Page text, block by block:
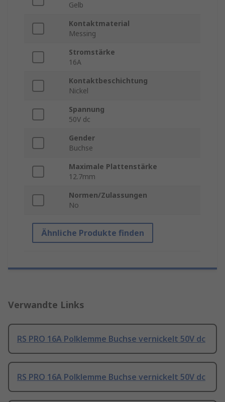
Gelb
Kontaktmaterial
Messing
Stromstärke
16A
Kontaktbeschichtung
Nickel
Spannung
50V dc
Gender
Buchse
Maximale Plattenstärke
12.7mm
Normen/Zulassungen
No
Ähnliche Produkte finden
Verwandte Links
RS PRO 16A Polklemme Buchse vernickelt 50V dc
RS PRO 16A Polklemme Buchse vernickelt 50V dc